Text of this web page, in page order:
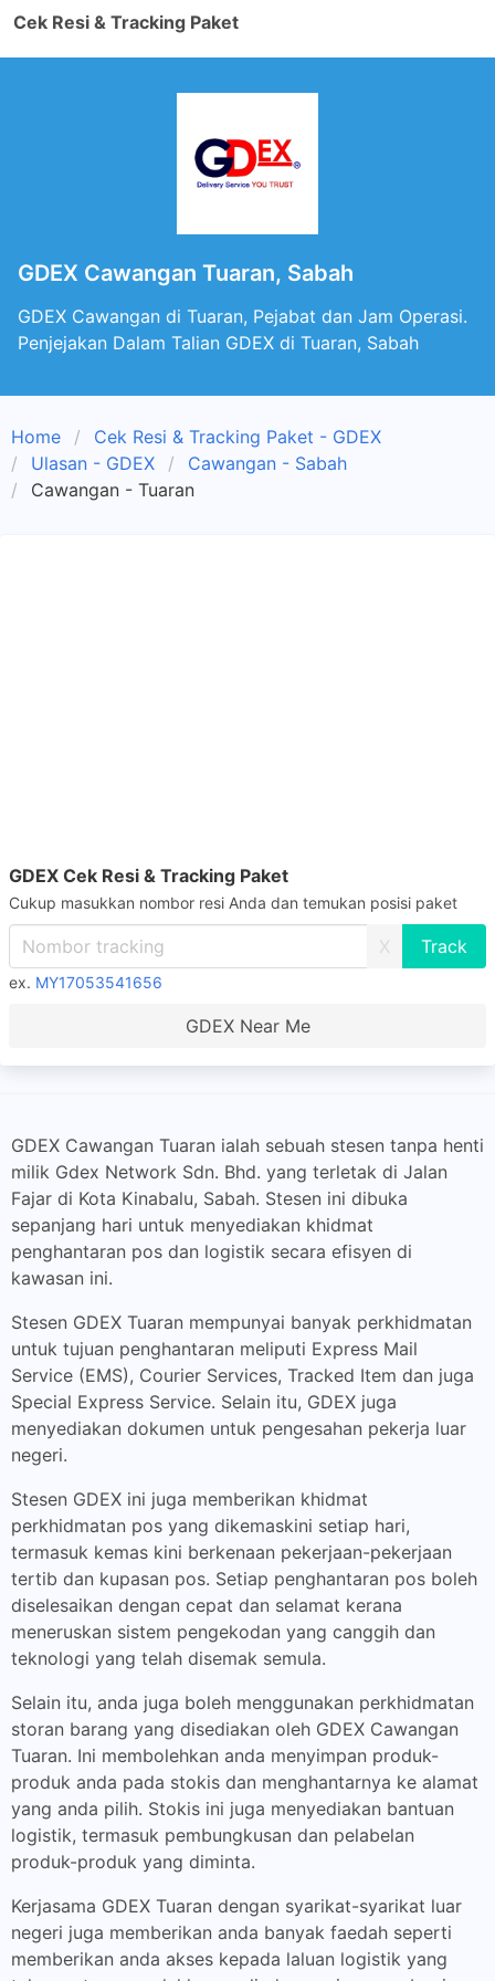
Cek Resi & Tracking Paket
GDEX Cawangan Tuaran, Sabah
GDEX Cawangan di Tuaran, Pejabat dan Jam Operasi.
Penjejakan Dalam Talian GDEX di Tuaran, Sabah
Home
Cek Resi & Tracking Paket - GDEX
Ulasan - GDEX
Cawangan - Sabah
Cawangan - Tuaran
GDEX Cek Resi & Tracking Paket
Cukup masukkan nombor resi Anda dan temukan posisi paket
X
ex. MY17053541656
GDEX Near Me
GDEX Cawangan Tuaran ialah sebuah stesen tanpa henti
milik Gdex Network Sdn. Bhd. yang terletak di Jalan
Fajar di Kota Kinabalu, Sabah. Stesen ini dibuka
sepanjang hari untuk menyediakan khidmat
penghantaran pos dan logistik secara efisyen di
kawasan ini.
Stesen GDEX Tuaran mempunyai banyak perkhidmatan
untuk tujuan penghantaran meliputi Express Mail
Service (EMS), Courier Services, Tracked Item dan juga
Special Express Service. Selain itu, GDEX juga
menyediakan dokumen untuk pengesahan pekerja luar
negeri.
Stesen GDEX ini juga memberikan khidmat
perkhidmatan pos yang dikemaskini setiap hari,
termasuk kemas kini berkenaan pekerjaan-pekerjaan
tertib dan kupasan pos. Setiap penghantaran pos boleh
diselesaikan dengan cepat dan selamat kerana
meneruskan sistem pengekodan yang canggih dan
teknologi yang telah disemak semula.
Selain itu, anda juga boleh menggunakan perkhidmatan
storan barang yang disediakan oleh GDEX Cawangan
Tuaran. Ini membolehkan anda menyimpan produk-
produk anda pada stokis dan menghantarnya ke alamat
yang anda pilih. Stokis ini juga menyediakan bantuan
logistik, termasuk pembungkusan dan pelabelan
produk-produk yang diminta.
Kerjasama GDEX Tuaran dengan syarikat-syarikat luar
negeri juga memberikan anda banyak faedah seperti
memberikan anda akses kepada laluan logistik yang